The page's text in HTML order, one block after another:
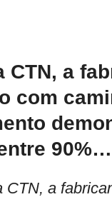
CTN, a
com
90%…
CTN, a